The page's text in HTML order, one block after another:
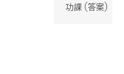
功課 (答案)